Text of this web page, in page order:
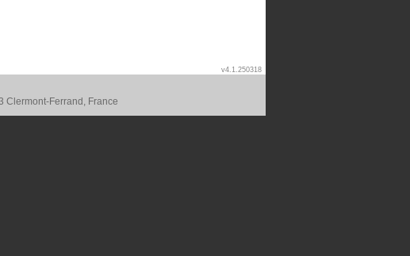
v4.1.250318
Clermont-Ferrand, France